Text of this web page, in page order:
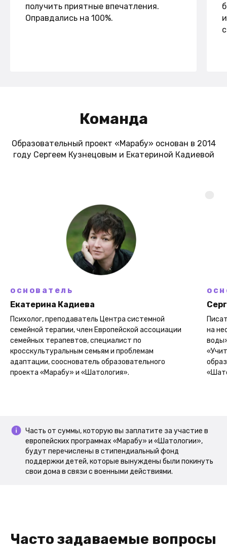
получить приятные впечатления.
Оправдались на 100%.
Команда
Образовательный проект «Марабу» основан в 2014
году Сергеем Кузнецовым и Екатериной Кадиевой
основатель
Екатерина Кадиева
Психолог, преподаватель Центра системной
семейной терапии, член Европейской ассоциации
семейных терапевтов, специалист по
кросскультуральным семьям и проблемам
адаптации, сооснователь образовательного
проекта «Марабу» и «Шатология».
на
Часть от суммы, которую вы заплатите за участие в
европейских программах «Марабу» и «Шатологии»,
будут перечислены в стипендиальный фонд
поддержки детей, которые вынуждены были покинуть
свои дома в связи с военными действиями.
Часто задаваемые вопросы